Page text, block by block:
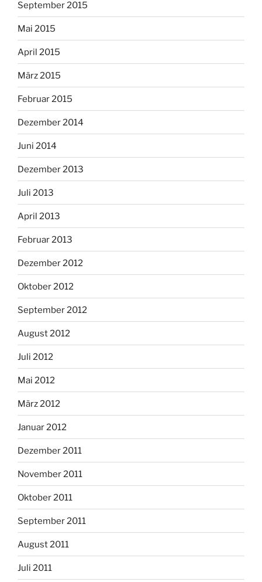
September 2015
Mai 2015
April 2015
März 2015
Februar 2015
Dezember 2014
Juni 2014
Dezember 2013
Juli 2013
April 2013
Februar 2013
Dezember 2012
Oktober 2012
September 2012
August 2012
Juli 2012
Mai 2012
März 2012
Januar 2012
Dezember 2011
November 2011
Oktober 2011
September 2011
August 2011
Juli 2011